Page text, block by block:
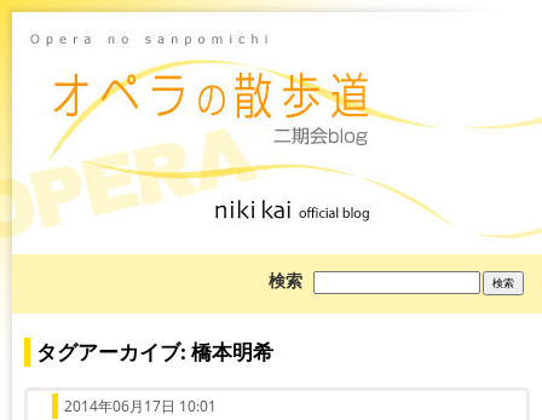
検索
を
タグアーカイブ: 橋本明希
2014年06月17日 10:01